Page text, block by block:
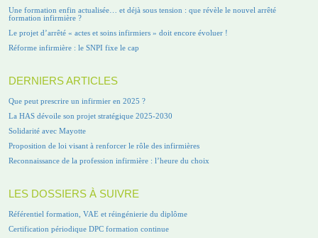
Une formation enfin actualisée… et déjà sous tension : que révèle le nouvel arrêté
formation infirmière ?
Le projet d’arrêté « actes et soins infirmiers » doit encore évoluer !
Réforme infirmière : le SNPI fixe le cap
DERNIERS ARTICLES
Que peut prescrire un infirmier en 2025 ?
La HAS dévoile son projet stratégique 2025-2030
Solidarité avec Mayotte
Proposition de loi visant à renforcer le rôle des infirmières
Reconnaissance de la profession infirmière : l’heure du choix
LES DOSSIERS À SUIVRE
Référentiel formation, VAE et réingénierie du diplôme
Certification périodique DPC formation continue